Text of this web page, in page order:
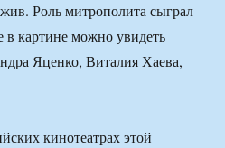
Роль митрополита сыграл
картине можно увидеть
Яценко, Виталия Хаева,
кинотеатрах этой